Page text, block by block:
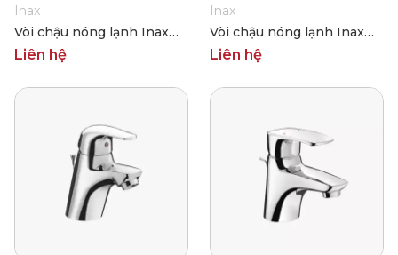
Inax
Vòi chậu nóng lạnh Inax
LFV-6002S
Liên hệ
Inax
Vòi chậu nóng lạnh Inax
LFV-4102S
Liên hệ